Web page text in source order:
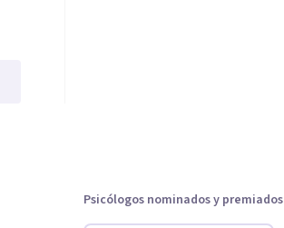
Psicólogos nominados y premiados